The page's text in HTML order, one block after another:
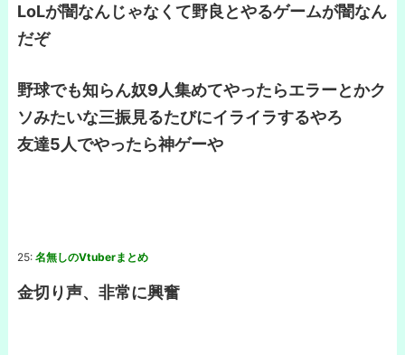
LoLが闇なんじゃなくて野良とやるゲームが闇なん
だぞ
野球でも知らん奴9人集めてやったらエラーとかク
ソみたいな三振見るたびにイライラするやろ
友達5人でやったら神ゲーや
25: 名無しのVtuberまとめ
金切り声、非常に興奮